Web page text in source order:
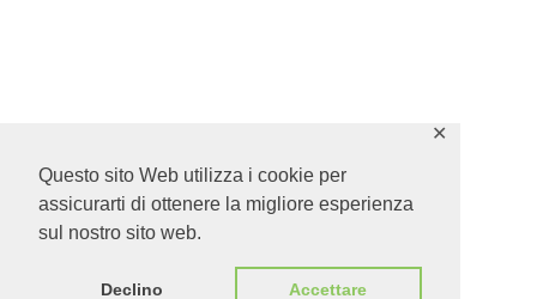
Questo sito Web utilizza i cookie per
assicurarti di ottenere la migliore esperienza
sul nostro sito web.
Declino Accettare
✕